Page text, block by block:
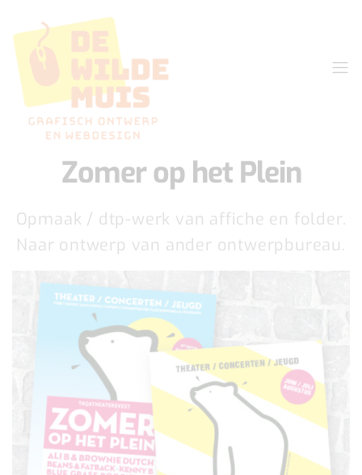
Zomer op het Plein
Opmaak / dtp-werk van affiche en folder.
Naar ontwerp van ander ontwerpbureau.